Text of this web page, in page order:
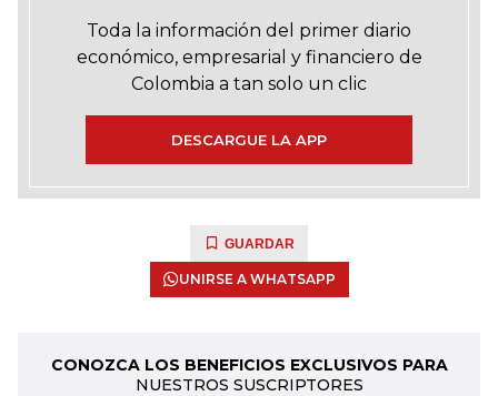
Toda la información del primer diario
económico, empresarial y financiero de
Colombia a tan solo un clic
DESCARGUE LA APP
GUARDAR
UNIRSE A WHATSAPP
CONOZCA LOS BENEFICIOS EXCLUSIVOS PARA
NUESTROS SUSCRIPTORES